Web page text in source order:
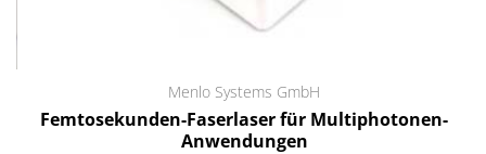
Menlo Systems GmbH
Femtosekunden-Faserlaser für Multiphotonen-
Anwendungen